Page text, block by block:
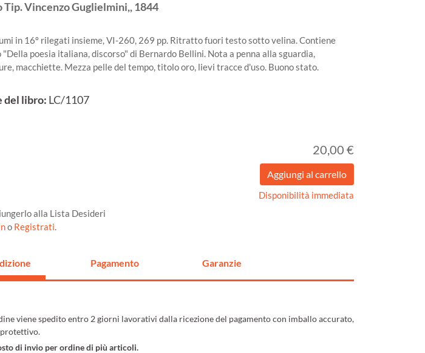
Tip. Vincenzo Guglielmini,,1844
in 16º rilegati insieme, VI-260, 269 pp. Ritratto fuori testo sotto velina. Contiene
poesia italiana, discorso" di Bernardo Bellini. Nota a penna alla sguardia,
macchiette. Mezza pelle del tempo, titolo oro, lievi tracce d'uso. Buono stato.
del libro: LC/1107
20,00 €
Disponibilità immediata
alla Lista Desideri
o Registrati.
Pagamento Garanzie
viene spedito entro 2 giorni lavorativi dalla ricezione del pagamento con imballo accurato,
di invio per ordine di più articoli.